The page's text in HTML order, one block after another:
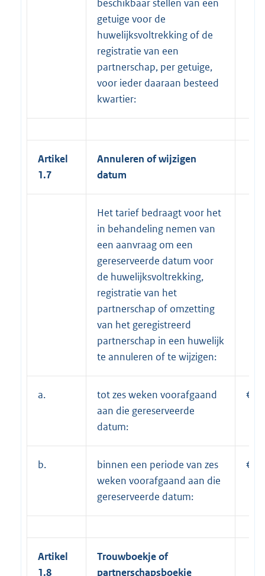
beschikbaar stellen van een
getuige voor de
huwelijksvoltrekking of de
registratie van een
partnerschap, per getuige,
voor ieder daaraan besteed
kwartier:
Artikel
1.7
Annuleren of wijzigen
datum
Het tarief bedraagt voor het
in behandeling nemen van
een aanvraag om een
gereserveerde datum voor
de huwelijksvoltrekking,
registratie van het
partnerschap of omzetting
van het geregistreerd
partnerschap in een huwelijk
te annuleren of te wijzigen:
a.
tot zes weken voorafgaand
aan die gereserveerde
datum:
€
b.
binnen een periode van zes
weken voorafgaand aan die
gereserveerde datum:
€
Artikel
1.8
Trouwboekje of
partnerschapsboekje